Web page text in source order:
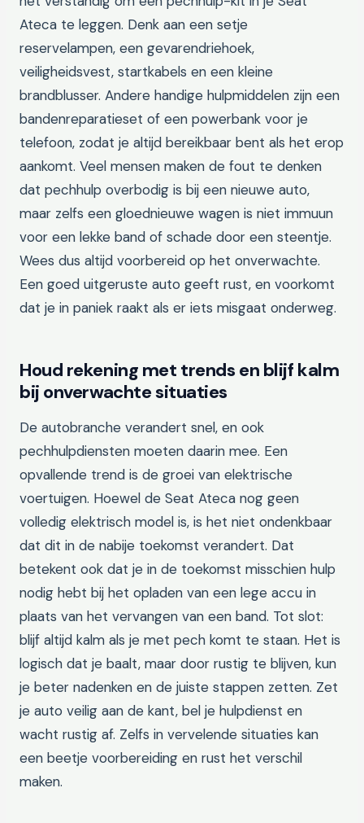
Ateca te leggen. Denk aan een setje
reservelampen, een gevarendriehoek,
veiligheidsvest, startkabels en een kleine
brandblusser. Andere handige hulpmiddelen zijn een
bandenreparatieset of een powerbank voor je
telefoon, zodat je altijd bereikbaar bent als het erop
aankomt. Veel mensen maken de fout te denken
dat pechhulp overbodig is bij een nieuwe auto,
maar zelfs een gloednieuwe wagen is niet immuun
voor een lekke band of schade door een steentje.
Wees dus altijd voorbereid op het onverwachte.
Een goed uitgeruste auto geeft rust, en voorkomt
dat je in paniek raakt als er iets misgaat onderweg.
Houd rekening met trends en blijf kalm
bij onverwachte situaties
De autobranche verandert snel, en ook
pechhulpdiensten moeten daarin mee. Een
opvallende trend is de groei van elektrische
voertuigen. Hoewel de Seat Ateca nog geen
volledig elektrisch model is, is het niet ondenkbaar
dat dit in de nabije toekomst verandert. Dat
betekent ook dat je in de toekomst misschien hulp
nodig hebt bij het opladen van een lege accu in
plaats van het vervangen van een band. Tot slot:
blijf altijd kalm als je met pech komt te staan. Het is
logisch dat je baalt, maar door rustig te blijven, kun
je beter nadenken en de juiste stappen zetten. Zet
je auto veilig aan de kant, bel je hulpdienst en
wacht rustig af. Zelfs in vervelende situaties kan
een beetje voorbereiding en rust het verschil
maken.